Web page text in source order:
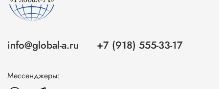
info@global-a.ru +7 (918) 555-33-17
Мессенджеры: